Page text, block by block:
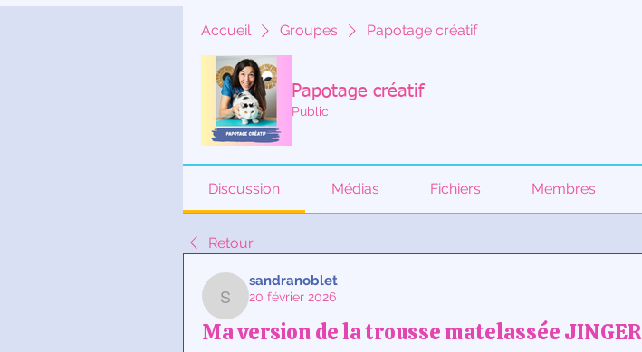
Accueil Groupes Papotage créatif
Papotage créatif
Public
Discussion Médias Fichiers Membres
Retour
sandranoblet
sandranoblet
20 février 2026
Ma version de la trousse matelassée JINGER